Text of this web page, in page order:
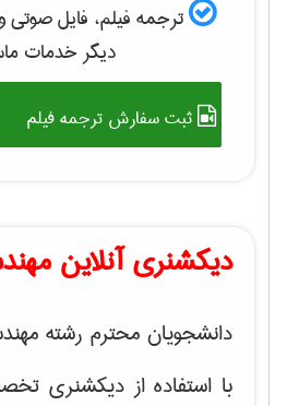
ترجمه فیلم، فایل صوتی
دیگر خدمات
ثبت سفارش ترجمه فیلم
دیکشنری آنلاین
دانشجویان محترم رشته
با استفاده از دیکشنری